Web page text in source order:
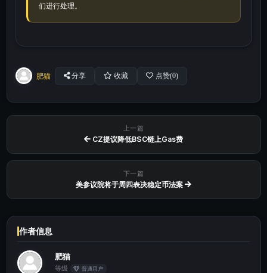
们进行处理。
肥猫 分享 收藏 点赞(0)
上一篇
CZ提议降低BSC链上Gas费
下一篇
美参议院将于周四表决稳定币法案
作者信息
肥猫
等级 普通用户